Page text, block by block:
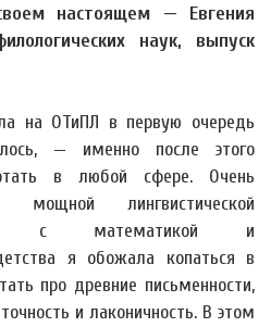
настоящем — Евгения
наук, выпуск
на ОТиПЛ в первую очередь
— именно после этого
в любой сфере. Очень
мощной лингвистической
с математикой и
я обожала копаться в
про древние письменности,
и лаконичность. В этом